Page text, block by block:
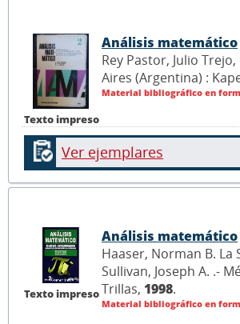
Texto impreso
Análisis matemático
Rey Pastor, Julio
Aires (Argentina) :
Material bibliográfico en
Ver ejemplares
Texto impreso
Análisis matemático
Haaser, Norman B. La
Sullivan, Joseph A. .-
Trillas, 1998.
Material bibliográfico en